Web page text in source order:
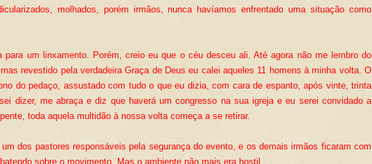
molhados, porém irmãos, nunca havíamos enfrentado uma situação como
para um linxamento. Porém, creio eu que o céu desceu ali. Até agora não me lembro do
revestido pela verdadeira Graça de Deus eu calei aqueles 11 homens à minha volta. O
do pedaço, assustado com tudo o que eu dizia, com cara de espanto, após vinte, trinta
dizer, me abraça e diz que haverá um congresso na sua igreja e eu serei convidado a
toda aquela multidão à nossa volta começa a se retirar.
dos pastores responsáveis pela segurança do evento, e os demais irmãos ficaram com
sobre o movimento. Mas o ambiente não mais era hostil.